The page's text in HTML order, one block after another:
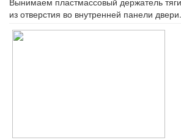
из отверстия во внутренней панели двери.